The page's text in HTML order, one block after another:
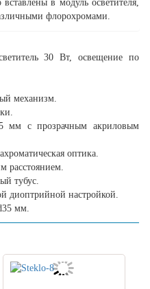
в модуль осветителя,
флорохромами.
30 Вт, освещение по
механизм.
мм с прозрачным акриловым
оптика.
расстоянием.
тубус.
диоптрийной настройкой.
мм.